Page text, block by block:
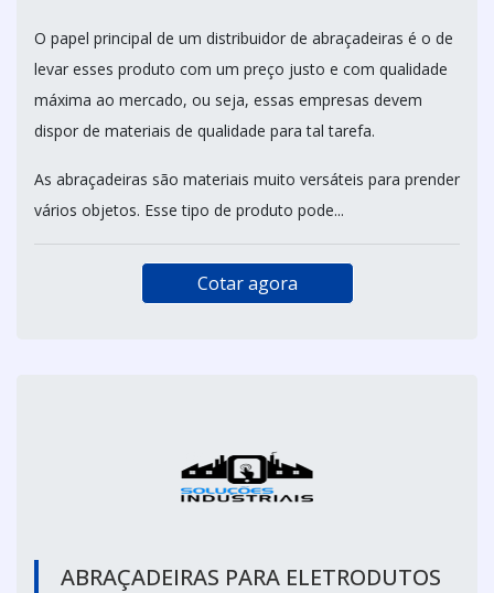
O papel principal de um distribuidor de abraçadeiras é o de
levar esses produto com um preço justo e com qualidade
máxima ao mercado, ou seja, essas empresas devem
dispor de materiais de qualidade para tal tarefa.
As abraçadeiras são materiais muito versáteis para prender
vários objetos. Esse tipo de produto pode...
Cotar agora
ABRAÇADEIRAS PARA ELETRODUTOS